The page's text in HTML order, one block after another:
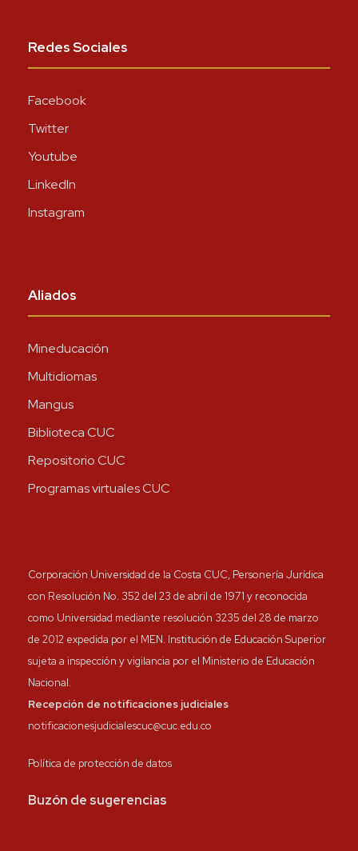
Redes Sociales
Facebook
Twitter
Youtube
LinkedIn
Instagram
Aliados
Mineducación
Multidiomas
Mangus
Biblioteca CUC
Repositorio CUC
Programas virtuales CUC
Corporación Universidad de la Costa CUC, Personería Jurídica
con Resolución No. 352 del 23 de abril de 1971 y reconocida
como Universidad mediante resolución 3235 del 28 de marzo
de 2012 expedida por el MEN. Institución de Educación Superior
sujeta a inspección y vigilancia por el Ministerio de Educación
Nacional.
Recepción de notificaciones judiciales
notificacionesjudicialescuc@cuc.edu.co
Política de protección de datos
Buzón de sugerencias